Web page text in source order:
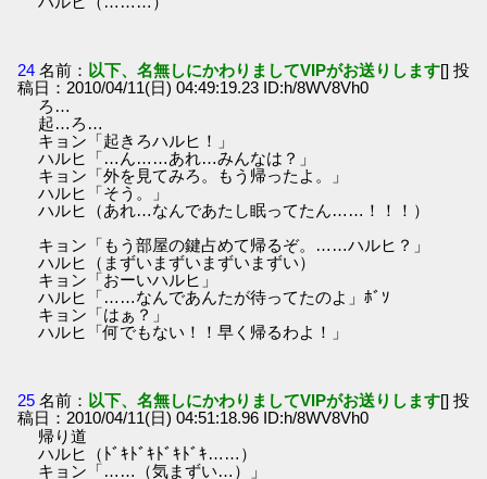
24 名前： 以下、名無しにかわりましてVIPがお送りします[] 投
稿日：2010/04/11(日) 04:49:19.23 ID:h/8WV8Vh0
ろ…
起…ろ…
キョン「起きろハルヒ！」
ハルヒ「…ん……あれ…みんなは？」
キョン「外を見てみろ。もう帰ったよ。」
ハルヒ「そう。」
ハルヒ（あれ…なんであたし眠ってたん……！！！）
キョン「もう部屋の鍵占めて帰るぞ。……ハルヒ？」
ハルヒ（まずいまずいまずいまずい）
キョン「おーいハルヒ」
ハルヒ「……なんであんたが待ってたのよ」ﾎﾞｿ
キョン「はぁ？」
ハルヒ「何でもない！！早く帰るわよ！」
25 名前： 以下、名無しにかわりましてVIPがお送りします[] 投
稿日：2010/04/11(日) 04:51:18.96 ID:h/8WV8Vh0
帰り道
ハルヒ（ﾄﾞｷﾄﾞｷﾄﾞｷﾄﾞｷ……）
キョン「……（気まずい…）」